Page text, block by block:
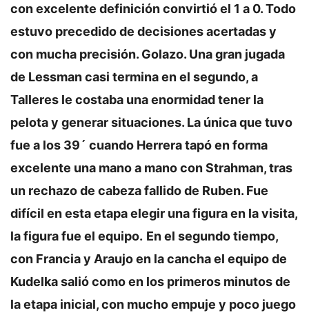
con excelente definición convirtió el 1 a 0. Todo
estuvo precedido de decisiones acertadas y
con mucha precisión. Golazo. Una gran jugada
de Lessman casi termina en el segundo, a
Talleres le costaba una enormidad tener la
pelota y generar situaciones. La única que tuvo
fue a los 39´ cuando Herrera tapó en forma
excelente una mano a mano con Strahman, tras
un rechazo de cabeza fallido de Ruben. Fue
difícil en esta etapa elegir una figura en la visita,
la figura fue el equipo. En el segundo tiempo,
con Francia y Araujo en la cancha el equipo de
Kudelka salió como en los primeros minutos de
la etapa inicial, con mucho empuje y poco juego